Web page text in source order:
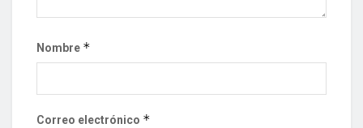
Nombre *
Correo electrónico *